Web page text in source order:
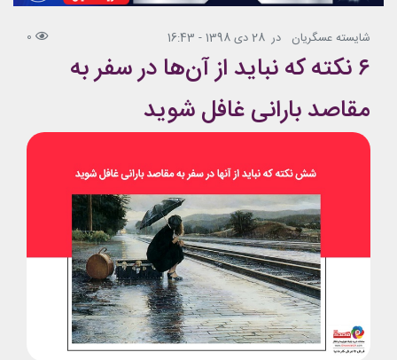
شایسته عسگریان در 28 دی 1398 - 16:43 0
۶ نکته که نباید از آن‌ها در سفر به
مقاصد بارانی غافل شوید